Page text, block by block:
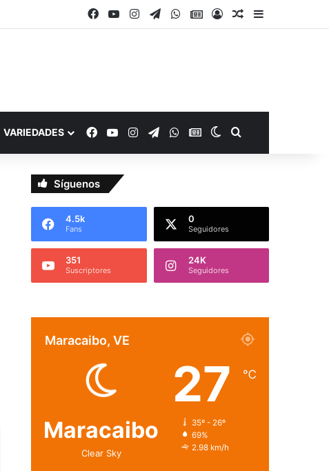
Facebook
YouTubeInstagram
TelegramWhatsApp
Google Noticias
AccesoPublicación al
Barra lateral
VARIEDADES Facebook
YouTubeInstagram
Telegram
WhatsApp
Google Noticias
Switch skin
Síguenos
4.5k
Fans
0
Seguidores
351
Suscriptores
24K
Seguidores
Maracaibo, VE
Maracaibo
Clear Sky
27 ℃
35º - 26º
69%
2.98 km/h